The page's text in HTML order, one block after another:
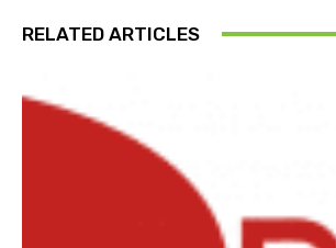
RELATED ARTICLES